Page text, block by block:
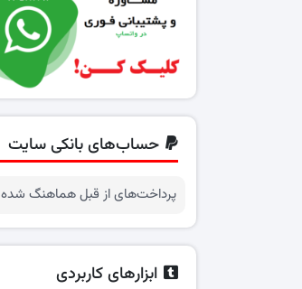
حساب‌های بانکی سایت
پرداخت‌های از قبل هماهنگ شده
ابزارهای کاربردی